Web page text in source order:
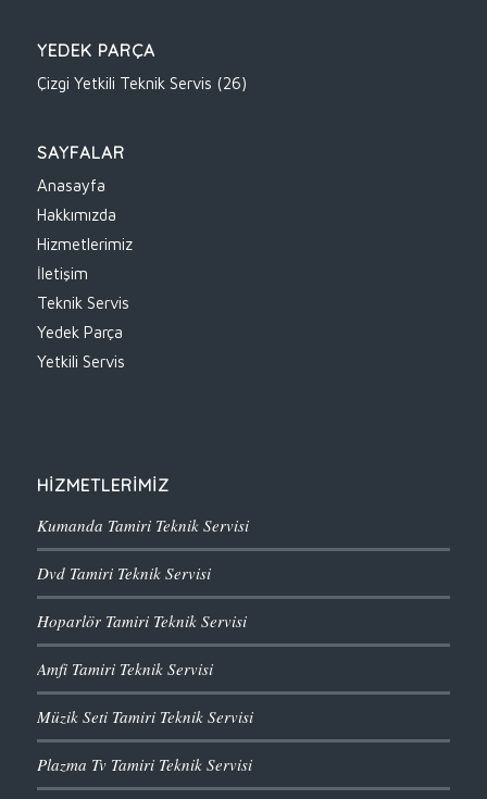
YEDEK PARÇA
Çizgi Yetkili Teknik Servis (26)
SAYFALAR
Anasayfa
Hakkımızda
Hizmetlerimiz
İletişim
Teknik Servis
Yedek Parça
Yetkili Servis
HİZMETLERİMİZ
Kumanda Tamiri Teknik Servisi
Dvd Tamiri Teknik Servisi
Hoparlör Tamiri Teknik Servisi
Amfi Tamiri Teknik Servisi
Müzik Seti Tamiri Teknik Servisi
Plazma Tv Tamiri Teknik Servisi